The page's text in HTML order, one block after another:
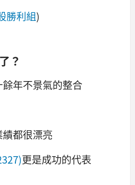
勝利組)
？
年不景氣的整合
都很漂亮
更是成功的代表